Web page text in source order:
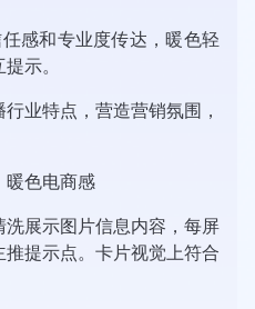
感和专业度传达，暖色轻
示。
业特点，营造营销氛围，
暖色电商感
展示图片信息内容，每屏
提示点。卡片视觉上符合